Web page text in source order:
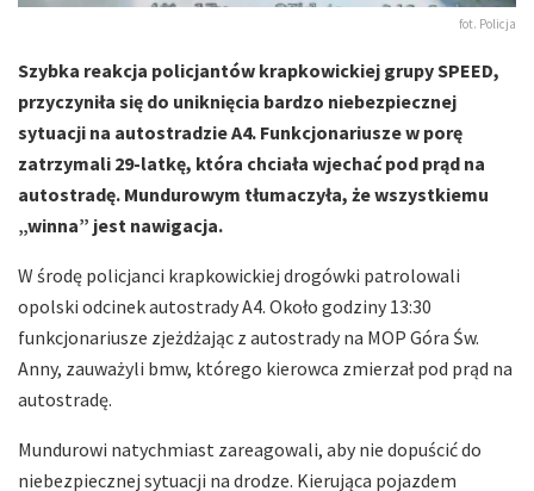
fot. Policja
Szybka reakcja policjantów krapkowickiej grupy SPEED,
przyczyniła się do uniknięcia bardzo niebezpiecznej
sytuacji na autostradzie A4. Funkcjonariusze w porę
zatrzymali 29-latkę, która chciała wjechać pod prąd na
autostradę. Mundurowym tłumaczyła, że wszystkiemu
„winna” jest nawigacja.
W środę policjanci krapkowickiej drogówki patrolowali
opolski odcinek autostrady A4. Około godziny 13:30
funkcjonariusze zjeżdżając z autostrady na MOP Góra Św.
Anny, zauważyli bmw, którego kierowca zmierzał pod prąd na
autostradę.
Mundurowi natychmiast zareagowali, aby nie dopuścić do
niebezpiecznej sytuacji na drodze. Kierująca pojazdem